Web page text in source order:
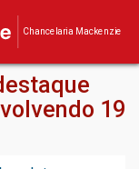
Chancelaria Mackenzie
19